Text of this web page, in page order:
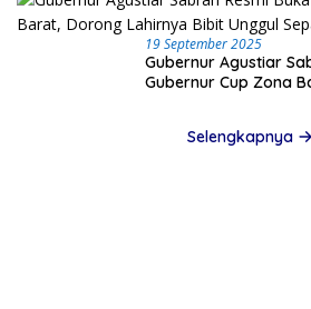
19 September 2025
Gubernur Agustiar
Gubernur Cup Zona
Selengkapnya